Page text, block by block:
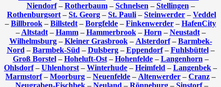
Niendorf– Rotherbaum– Schnelsen – Stellingen –
Rothenburgsort – St. Georg – St. Pauli – Steinwerder – Veddel
– Billbrook – Billstedt – Borgfelde – Finkenwerder – HafenCity
– Altstadt– Hamm– Hammerbrook– Horn – Neustadt–
Wilhelmsburg– Kleiner Grasbrook– Alsterdorf– Barmbek-
Nord – Barmbek-Süd – Dulsberg– Eppendorf– Fuhlsbüttel–
Groß Borstel– Hoheluft-Ost– Hohenfelde– Langenhorn –
Ohlsdorf– Uhlenhorst – Winterhude – Heimfeld – Langenbek –
Marmstorf– Moorburg – Neuenfelde – Altenwerder – Cranz –
Neugraben-Fischbek– Neuland – Rönneburg– Sinstorf–